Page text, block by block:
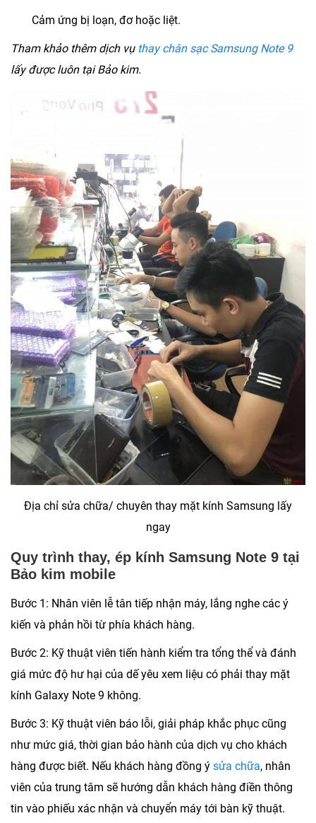
Cảm ứng bị loạn, đơ hoặc liệt.
Tham khảo thêm dịch vụ thay chân sạc Samsung Note 9
lấy được luôn tại Bảo kim.
Địa chỉ sửa chữa/ chuyên thay mặt kính Samsung lấy
ngay
Quy trình thay, ép kính Samsung Note 9 tại
Bảo kim mobile
Bước 1 : Nhân viên lễ tân tiếp nhận máy, lắng nghe các ý
kiến và phản hồi từ phía khách hàng.
Bước 2: Kỹ thuật viên tiến hành kiểm tra tổng thể và đánh
giá mức độ hư hại của dế yêu xem liệu có phải thay mặt
kính Galaxy Note 9 không.
Bước 3: Kỹ thuật viên báo lỗi, giải pháp khắc phục cũng
như mức giá, thời gian bảo hành của dịch vụ cho khách
hàng được biết. Nếu khách hàng đồng ý sửa chữa, nhân
viên của trung tâm sẽ hướng dẫn khách hàng điền thông
tin vào phiếu xác nhận và chuyển máy tới bàn kỹ thuật.